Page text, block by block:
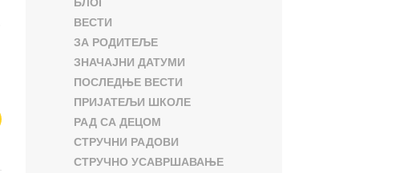
ВЕСТИ
ЗА РОДИТЕЉЕ
ЗНАЧАЈНИ ДАТУМИ
ПОСЛЕДЊЕ ВЕСТИ
ПРИЈАТЕЉИ ШКОЛЕ
РАД СА ДЕЦОМ
СТРУЧНИ РАДОВИ
СТРУЧНО УСАВРШАВАЊЕ